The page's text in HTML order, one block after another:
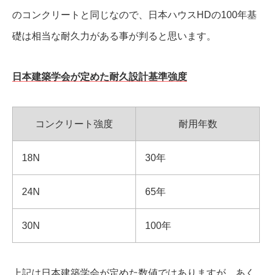
のコンクリートと同じなので、日本ハウスHDの100年基
礎は相当な耐久力がある事が判ると思います。
日本建築学会が定めた耐久設計基準強度
コンクリート強度 耐用年数
18N 30年
24N 65年
30N 100年